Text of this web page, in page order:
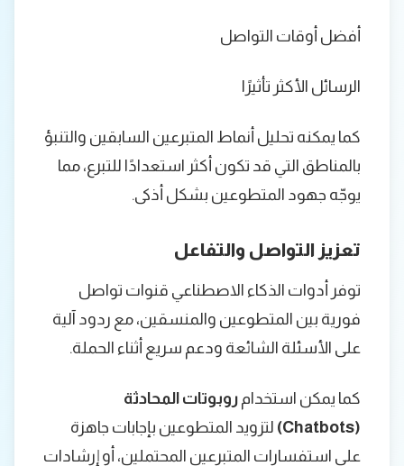
أفضل أوقات التواصل
الرسائل الأكثر تأثيرًا
كما يمكنه تحليل أنماط المتبرعين السابقين والتنبؤ
بالمناطق التي قد تكون أكثر استعدادًا للتبرع، مما
يوجّه جهود المتطوعين بشكل أذكى.
تعزيز التواصل والتفاعل
توفر أدوات الذكاء الاصطناعي قنوات تواصل
فورية بين المتطوعين والمنسقين، مع ردود آلية
على الأسئلة الشائعة ودعم سريع أثناء الحملة.
كما يمكن استخدام روبوتات المحادثة
(Chatbots)
لتزويد المتطوعين بإجابات جاهزة
على استفسارات المتبرعين المحتملين، أو إرشادات